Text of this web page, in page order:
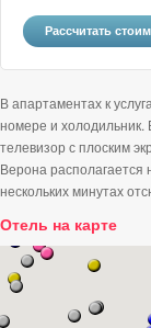
В апартаментах к
номере и
телевизор с плоским
Верона располагается
нескольких минутах
Отель на карте